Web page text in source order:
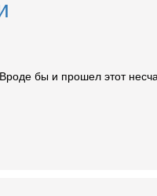
бы и прошел этот